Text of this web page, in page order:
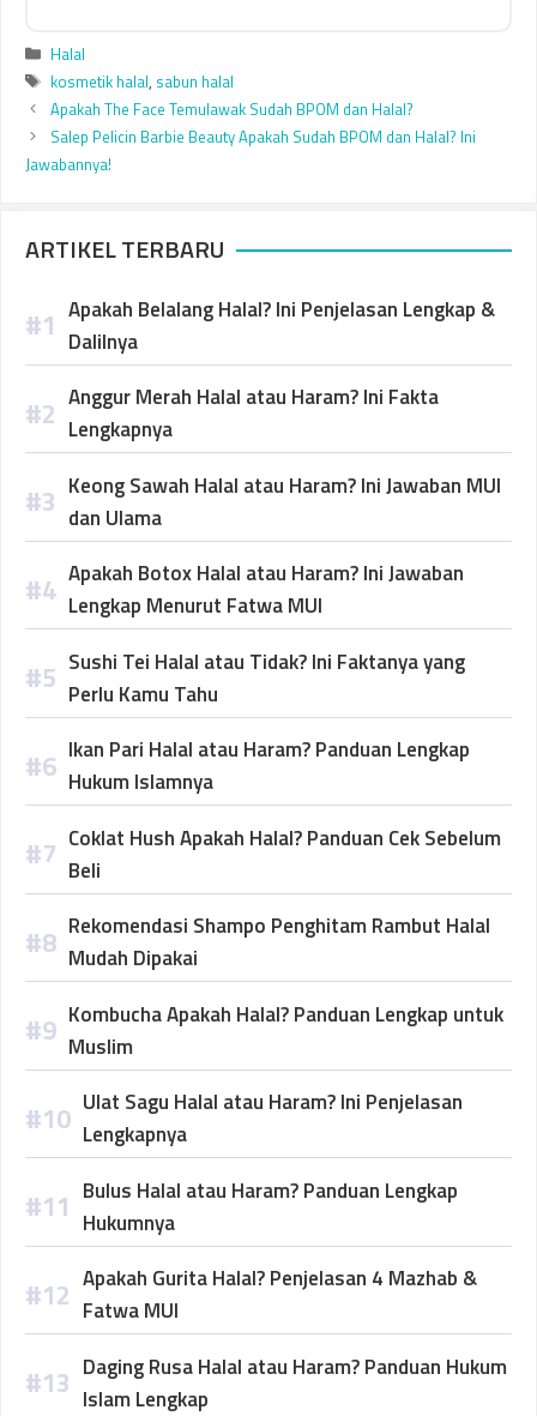
Categories
Halal
Tags
kosmetik halal, sabun halal
Apakah The Face Temulawak Sudah BPOM dan Halal?
Salep Pelicin Barbie Beauty Apakah Sudah BPOM dan Halal? Ini
Jawabannya!
ARTIKEL TERBARU
Apakah Belalang Halal? Ini Penjelasan Lengkap &
Dalilnya
Anggur Merah Halal atau Haram? Ini Fakta
Lengkapnya
Keong Sawah Halal atau Haram? Ini Jawaban MUI
dan Ulama
Apakah Botox Halal atau Haram? Ini Jawaban
Lengkap Menurut Fatwa MUI
Sushi Tei Halal atau Tidak? Ini Faktanya yang
Perlu Kamu Tahu
Ikan Pari Halal atau Haram? Panduan Lengkap
Hukum Islamnya
Coklat Hush Apakah Halal? Panduan Cek Sebelum
Beli
Rekomendasi Shampo Penghitam Rambut Halal
Mudah Dipakai
Kombucha Apakah Halal? Panduan Lengkap untuk
Muslim
Ulat Sagu Halal atau Haram? Ini Penjelasan
Lengkapnya
Bulus Halal atau Haram? Panduan Lengkap
Hukumnya
Apakah Gurita Halal? Penjelasan 4 Mazhab &
Fatwa MUI
Daging Rusa Halal atau Haram? Panduan Hukum
Islam Lengkap